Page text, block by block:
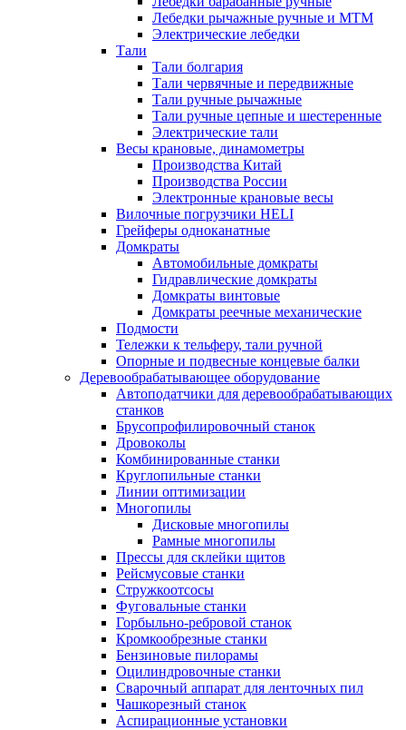
Лебедки рычажные ручные и МТМ
Электрические лебедки
Тали
Тали болгария
Тали червячные и передвижные
Тали ручные рычажные
Тали ручные цепные и шестеренные
Электрические тали
Весы крановые, динамометры
Производства Китай
Производства России
Электронные крановые весы
Вилочные погрузчики HELI
Грейферы одноканатные
Домкраты
Автомобильные домкраты
Гидравлические домкраты
Домкраты винтовые
Домкраты реечные механические
Подмости
Тележки к тельферу, тали ручной
Опорные и подвесные концевые балки
Деревообрабатывающее оборудование
Автоподатчики для деревообрабатывающих
станков
Брусопрофилировочный станок
Дровоколы
Комбинированные станки
Круглопильные станки
Линии оптимизации
Многопилы
Дисковые многопилы
Рамные многопилы
Прессы для склейки щитов
Рейсмусовые станки
Стружкоотсосы
Фуговальные станки
Горбыльно-ребровой станок
Кромкообрезные станки
Бензиновые пилорамы
Оцилиндровочные станки
Сварочный аппарат для ленточных пил
Чашкорезный станок
Аспирационные установки